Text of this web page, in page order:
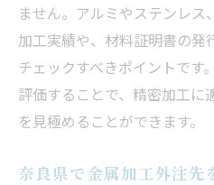
失敗しない金属加工外
金属加工の外注先
奈良県で信頼で
金属加工の委託で
ません。アルミやステンレ
加工実績や、材料証明書の発
チェックすべきポイントです
評価することで、精密加工に
を見極めることができます。
奈良県で金属加工外注先